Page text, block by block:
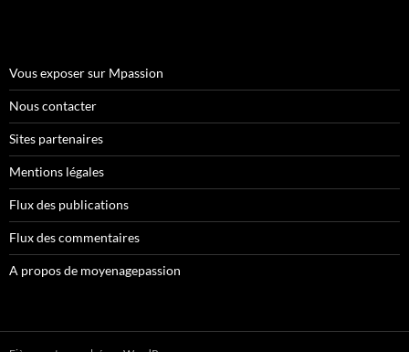
Vous exposer sur Mpassion
Nous contacter
Sites partenaires
Mentions légales
Flux des publications
Flux des commentaires
A propos de moyenagepassion